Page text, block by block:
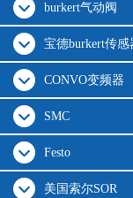
burkert气动阀
宝德burkert传感
CONVO变频器
SMC
Festo
美国索尔SOR